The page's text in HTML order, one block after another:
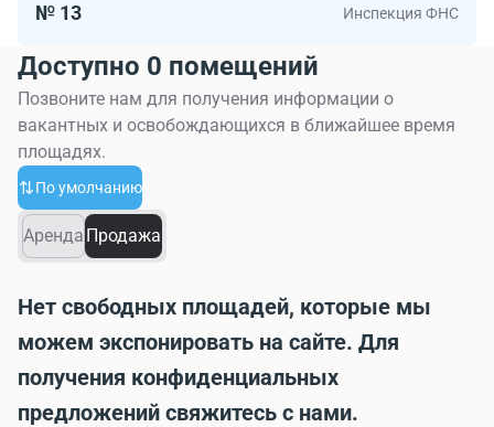
№ 13 Инспекция ФНС
Доступно 0 помещений
Позвоните нам для получения информации о
вакантных и освобождающихся в ближайшее время
площадях.
По умолчанию
Аренда Продажа
Нет свободных площадей, которые мы
можем экспонировать на сайте. Для
получения конфиденциальных
предложений свяжитесь с нами.